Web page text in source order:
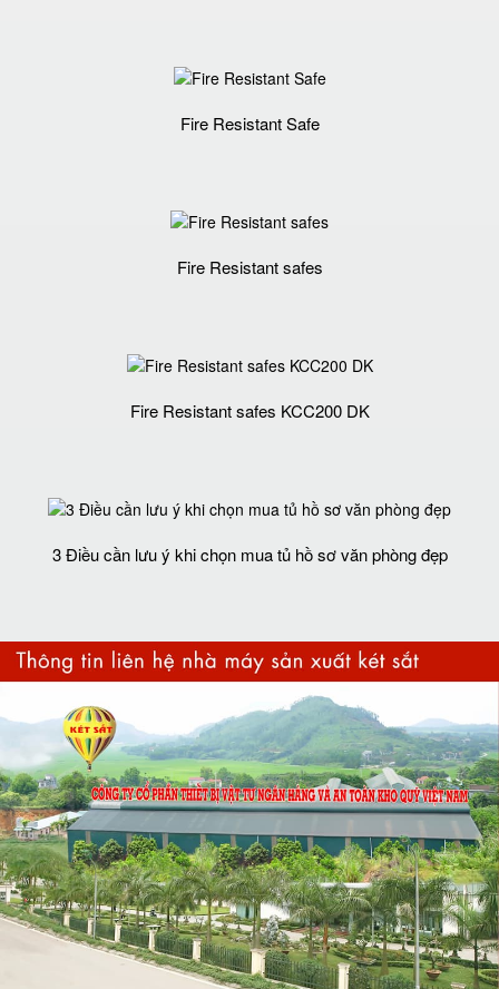
Fire Resistant Safe
Fire Resistant safes
Fire Resistant safes KCC200 DK
3 Điều cần lưu ý khi chọn mua tủ hồ sơ văn phòng đẹp